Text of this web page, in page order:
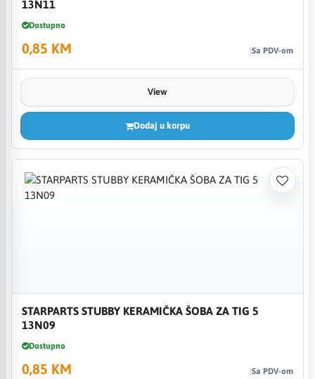
13N11
Dostupno
0,85 KM Sa PDV-om
View
Dodaj u korpu
STARPARTS STUBBY KERAMIČKA ŠOBA ZA TIG 5
13N09
Dostupno
0,85 KM Sa PDV-om